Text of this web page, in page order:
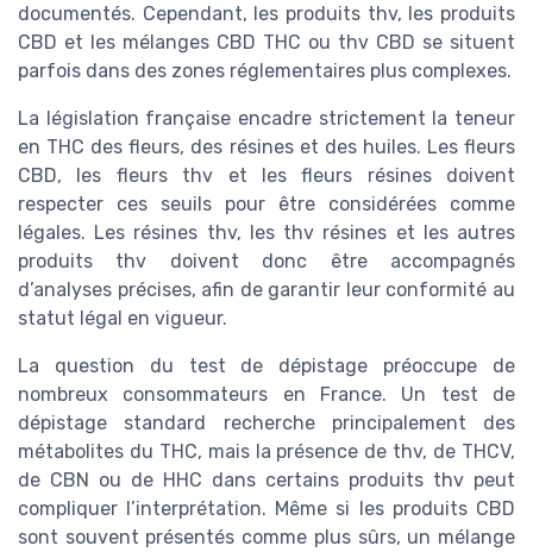
documentés. Cependant, les produits thv, les produits
CBD et les mélanges CBD THC ou thv CBD se situent
parfois dans des zones réglementaires plus complexes.
La législation française encadre strictement la teneur
en THC des fleurs, des résines et des huiles. Les fleurs
CBD, les fleurs thv et les fleurs résines doivent
respecter ces seuils pour être considérées comme
légales. Les résines thv, les thv résines et les autres
produits thv doivent donc être accompagnés
d’analyses précises, afin de garantir leur conformité au
statut légal en vigueur.
La question du test de dépistage préoccupe de
nombreux consommateurs en France. Un test de
dépistage standard recherche principalement des
métabolites du THC, mais la présence de thv, de THCV,
de CBN ou de HHC dans certains produits thv peut
compliquer l’interprétation. Même si les produits CBD
sont souvent présentés comme plus sûrs, un mélange